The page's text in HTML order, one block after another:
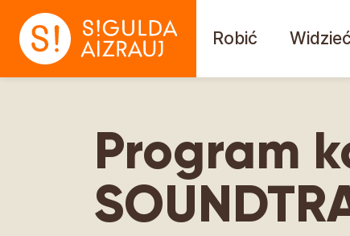
Robić Widzieć
Program